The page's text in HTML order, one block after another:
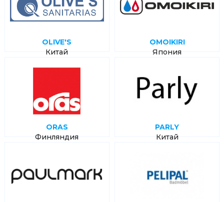
OLIVE'S
Китай
OMOIKIRI
Япония
ORAS
Финляндия
PARLY
Китай